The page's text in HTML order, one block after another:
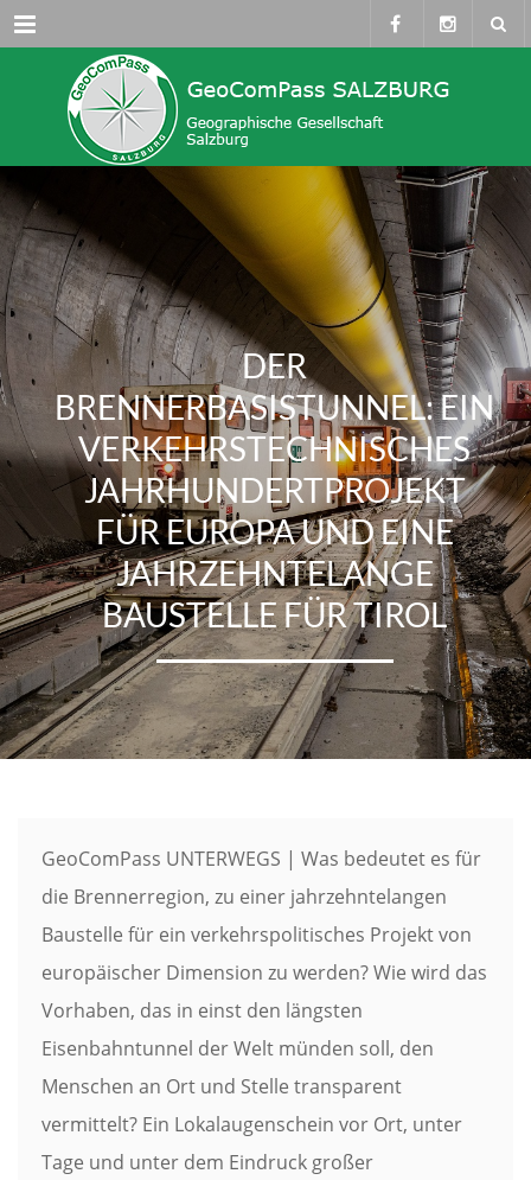
Menü
DER
BRENNERBASISTUNNEL: EIN
VERKEHRSTECHNISCHES
JAHRHUNDERTPROJEKT
FÜR EUROPA UND EINE
JAHRZEHNTELANGE
BAUSTELLE FÜR TIROL
GeoComPass UNTERWEGS | Was bedeutet es für
die Brennerregion, zu einer jahrzehntelangen
Baustelle für ein verkehrspolitisches Projekt von
europäischer Dimension zu werden? Wie wird das
Vorhaben, das in einst den längsten
Eisenbahntunnel der Welt münden soll, den
Menschen an Ort und Stelle transparent
vermittelt? Ein Lokalaugenschein vor Ort, unter
Tage und unter dem Eindruck großer